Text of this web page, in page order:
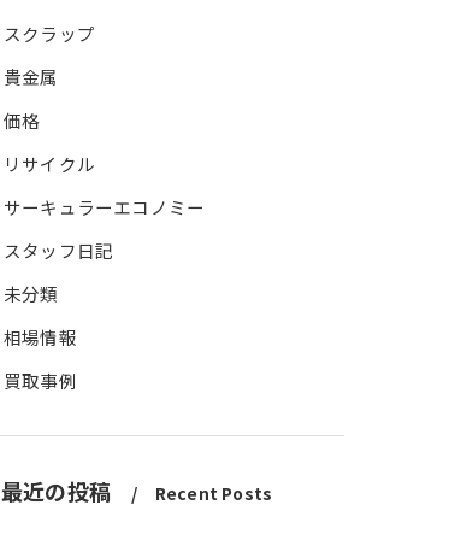
スクラップ
貴金属
価格
リサイクル
サーキュラーエコノミー
スタッフ日記
未分類
相場情報
買取事例
最近の投稿 Recent Posts